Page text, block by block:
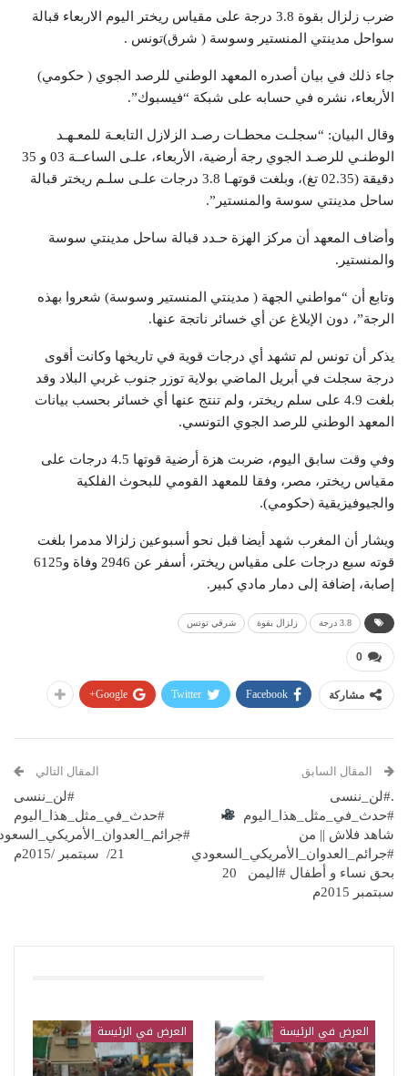
ضرب زلزال بقوة 3.8 درجة على مقياس ريختر اليوم الاربعاء قبالة
سواحل مدينتي المنستير وسوسة ( شرق)تونس .
جاء ذلك في بيان أصدره المعهد الوطني للرصد الجوي ( حكومي)
الأربعاء، نشره في حسابه على شبكة “فيسبوك”.
وقال البيان: “سجلـت محطـات رصـد الزلازل التابعـة للمعـهـد
الوطنـي للرصـد الجوي رجة أرضية، الأربعاء، علـى الساعــة 03 و 35
دقيقة (02.35 تغ)، وبلغت قوتهـا 3.8 درجات علـى سلـم ريختر قبالة
ساحل مدينتي سوسة والمنستير”.
وأضاف المعهد أن مركز الهزة حـدد قبالة ساحل مدينتي سوسة
والمنستير.
وتابع أن “مواطني الجهة ( مدينتي المنستير وسوسة) شعروا بهذه
الرجة”، دون الإبلاغ عن أي خسائر ناتجة عنها.
يذكر أن تونس لم تشهد أي درجات قوية في تاريخها وكانت أقوى
درجة سجلت في أبريل الماضي بولاية توزر جنوب غربي البلاد وقد
بلغت 4.9 على سلم ريختر، ولم تنتج عنها أي خسائر بحسب بيانات
المعهد الوطني للرصد الجوي التونسي.
وفي وقت سابق اليوم، ضربت هزة أرضية قوتها 4.5 درجات على
مقياس ريختر، مصر، وفقا للمعهد القومي للبحوث الفلكية
والجيوفيزيقية (حكومي).
ويشار أن المغرب شهد أيضا قبل نحو أسبوعين زلزالا مدمرا بلغت
قوته سبع درجات على مقياس ريختر، أسفر عن 2946 وفاة و6125
إصابة، إضافة إلى دمار مادي كبير.
3.8 درجة زلزال بقوة شرقي تونس
0
مشاركة Facebook
Twitter
Google+
المقال السابق
.#لن_ننسى
#حدث_في_مثل_هذا_اليوم
شاهد فلاش || من
#جرائم_العدوان_الأمريكي_السعودي
بحق نساء و أطفال #اليمن 20
سبتمبر 2015م
المقال التالي
#لن_ننسى
#حدث_في_مثل_هذا_اليوم
21/ سبتمبر /2015م
العرض في الرئيسة العرض في الرئيسة